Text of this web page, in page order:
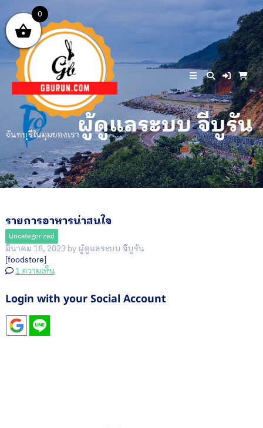
content
จันทบุรีในมุมของเราผู้ดูแลระบบ จีบูรัน
รายการอาหารน่าสนใจ
Uncategorized
มีนาคม 18, 2023 byผู้ดูแลระบบ จีบูรัน
[foodstore]
1 ความเห็นบน
อาหาร
น่า
Login with your Social Account
0